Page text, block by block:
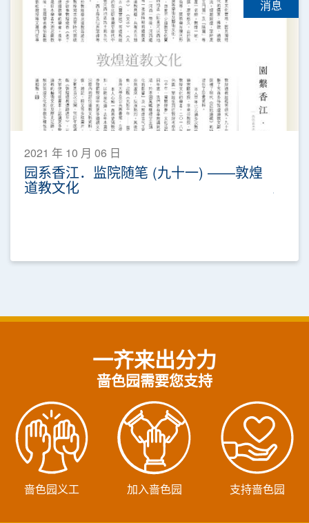
消息
2021 年 10 月 06 日
园系香江．监院随笔 (九十一) ——敦煌
道教文化
一齐来出分力
啬色园需要您支持
啬色园义工 加入啬色园 支持啬色园